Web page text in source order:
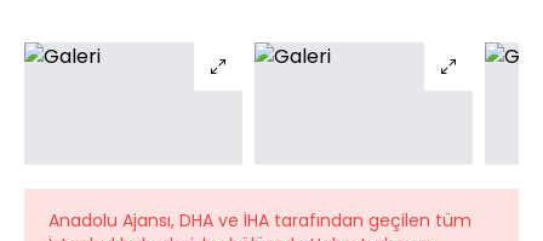
Anadolu Ajansı, DHA ve İHA tarafından geçilen tüm